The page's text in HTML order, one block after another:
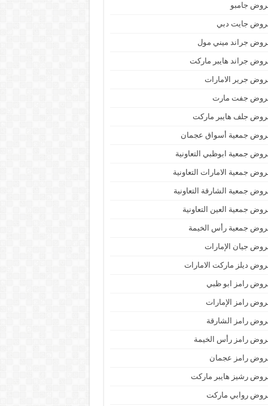
جامبو
جايت دبي
جراند ميني مول
جراند هايبر ماركت
جرير الامارات
جفت مارت
جلف هايبر ماركت
جمعية أسواق عجمان
جمعية ابوظبي التعاونية
جمعية الامارات التعاونية
جمعية الشارقة التعاونية
جمعية العين التعاونية
جمعية رأس الخيمة
جيان الإمارات
ديلز ماركت الامارات
رامز ابو ظبي
رامز الإمارات
رامز الشارقة
رامز رأس الخيمة
رامز عجمان
رشيز هايبر ماركت
روابي ماركت